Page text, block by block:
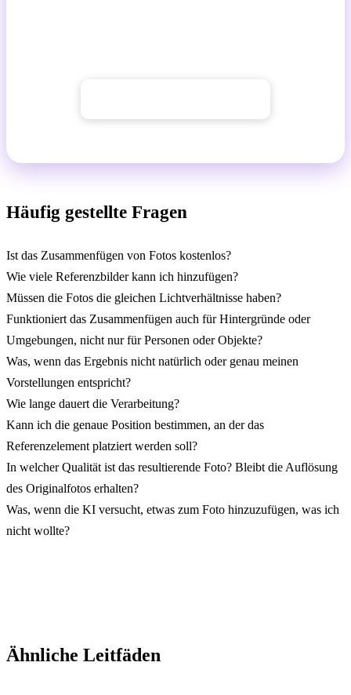
Häufig gestellte Fragen
Ist das Zusammenfügen von Fotos kostenlos?
Wie viele Referenzbilder kann ich hinzufügen?
Müssen die Fotos die gleichen Lichtverhältnisse haben?
Funktioniert das Zusammenfügen auch für Hintergründe oder
Umgebungen, nicht nur für Personen oder Objekte?
Was, wenn das Ergebnis nicht natürlich oder genau meinen
Vorstellungen entspricht?
Wie lange dauert die Verarbeitung?
Kann ich die genaue Position bestimmen, an der das
Referenzelement platziert werden soll?
In welcher Qualität ist das resultierende Foto? Bleibt die Auflösung
des Originalfotos erhalten?
Was, wenn die KI versucht, etwas zum Foto hinzuzufügen, was ich
nicht wollte?
Ähnliche Leitfäden